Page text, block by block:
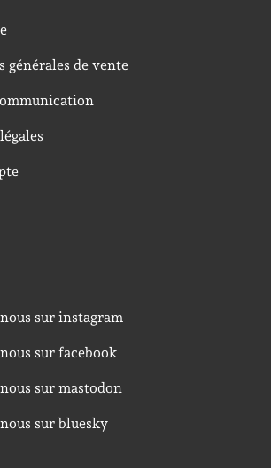
générales de vente
sur instagram
sur facebook
sur mastodon
sur bluesky